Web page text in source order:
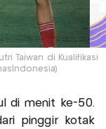
Taiwan di Kualifikasi
di menit ke-50.
pinggir kotak